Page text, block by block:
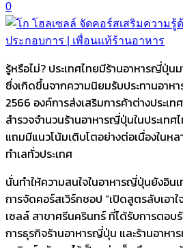
0
รู้หรือไม่? ประเทศไทยมีร้านอาหารญี่ปุ่
ซึ่งเกิดขึ้นจากความนิยมรับประทานอา
2566 องค์การส่งเสริมการค้าต่างประเ
สำรวจจำนวนร้านอาหารญี่ปุ่นในประเท
แถมมีแนวโน้มเติบโตอย่างต่อเนื่องใน
ทำเลทั่วประเทศ
นั่นทำให้ความสนใจในอาหารญี่ปุ่นยังอิน
การจัดคอร์สเวิร์กชอป “เปิดสูตรลับเอา
เซลล์ สาขาศรีนครินทร์ ที่ได้รับการตอบ
การธุรกิจร้านอาหารญี่ปุ่น และร้านอาหา